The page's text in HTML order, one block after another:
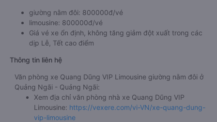
giường nằm đôi: 800000đ/vé
limousine: 800000đ/vé
Giá vé xe ổn định, không tăng giảm đột xuất trong các
dịp Lễ, Tết cao điểm
Thông tin liên hệ
Văn phòng xe Quang Dũng VIP Limousine giường nằm đôi ở
Quảng Ngãi - Quảng Ngãi:
Xem địa chỉ văn phòng nhà xe Quang Dũng VIP
Limousine: https://vexere.com/vi-VN/xe-quang-dung-
vip-limousine